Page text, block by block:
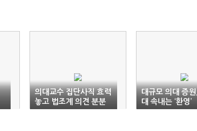
의대교수 집단사직 효력
놓고 법조계 의견 분분
대규모 의대 증
대 속내는 ‘환영’